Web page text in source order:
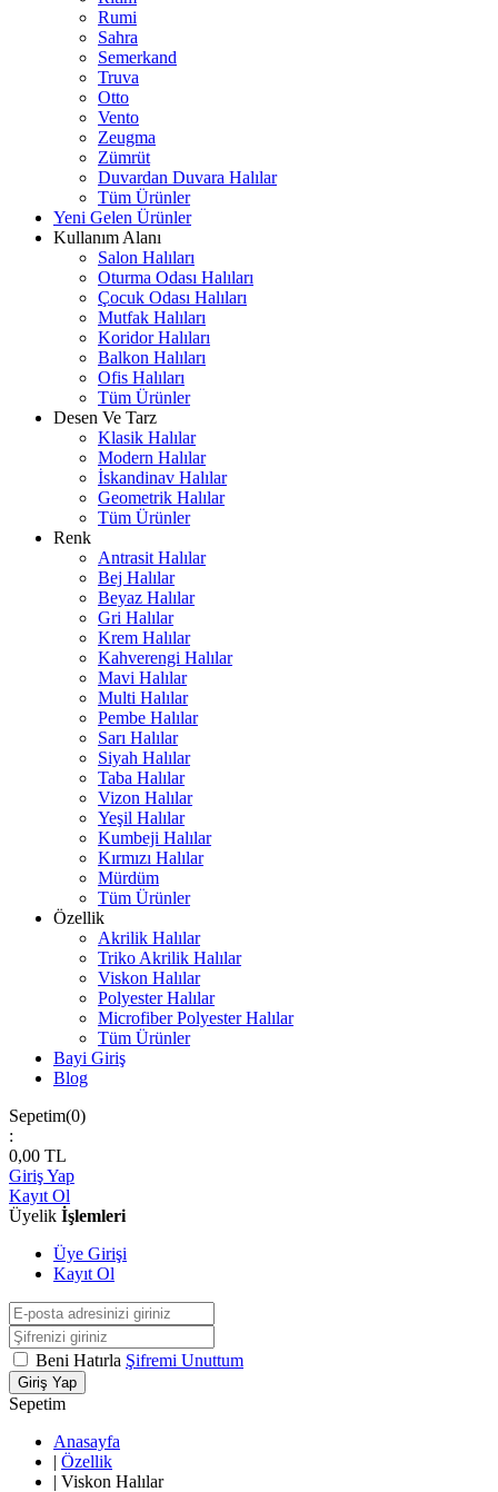
Rumi
Sahra
Semerkand
Truva
Otto
Vento
Zeugma
Zümrüt
Duvardan Duvara Halılar
Tüm Ürünler
Yeni Gelen Ürünler
Kullanım Alanı
Salon Halıları
Oturma Odası Halıları
Çocuk Odası Halıları
Mutfak Halıları
Koridor Halıları
Balkon Halıları
Ofis Halıları
Tüm Ürünler
Desen Ve Tarz
Klasik Halılar
Modern Halılar
İskandinav Halılar
Geometrik Halılar
Tüm Ürünler
Renk
Antrasit Halılar
Bej Halılar
Beyaz Halılar
Gri Halılar
Krem Halılar
Kahverengi Halılar
Mavi Halılar
Multi Halılar
Pembe Halılar
Sarı Halılar
Siyah Halılar
Taba Halılar
Vizon Halılar
Yeşil Halılar
Kumbeji Halılar
Kırmızı Halılar
Mürdüm
Tüm Ürünler
Özellik
Akrilik Halılar
Triko Akrilik Halılar
Viskon Halılar
Polyester Halılar
Microfiber Polyester Halılar
Tüm Ürünler
Bayi Giriş
Blog
Sepetim(0)
:
0,00 TL
Giriş Yap
Kayıt Ol
Üyelik İşlemleri
Üye Girişi
Kayıt Ol
Beni Hatırla Şifremi Unuttum
Giriş Yap
Sepetim
Anasayfa
| Özellik
| Viskon Halılar